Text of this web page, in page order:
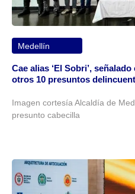
Medellín
Cae alias ‘El Sobri’,
otros 10 presuntos
Imagen cortesía Alcaldía de
presunto cabecilla